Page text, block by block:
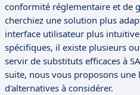
conformité réglementaire et de
cherchiez une solution plus
interface utilisateur plus
spécifiques, il existe plusieurs
servir de substituts efficaces à
suite, nous vous proposons
d'alternatives à considérer.